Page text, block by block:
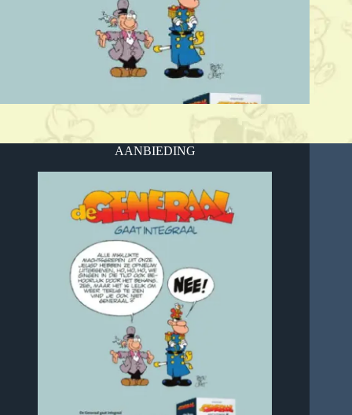
AANBIEDING